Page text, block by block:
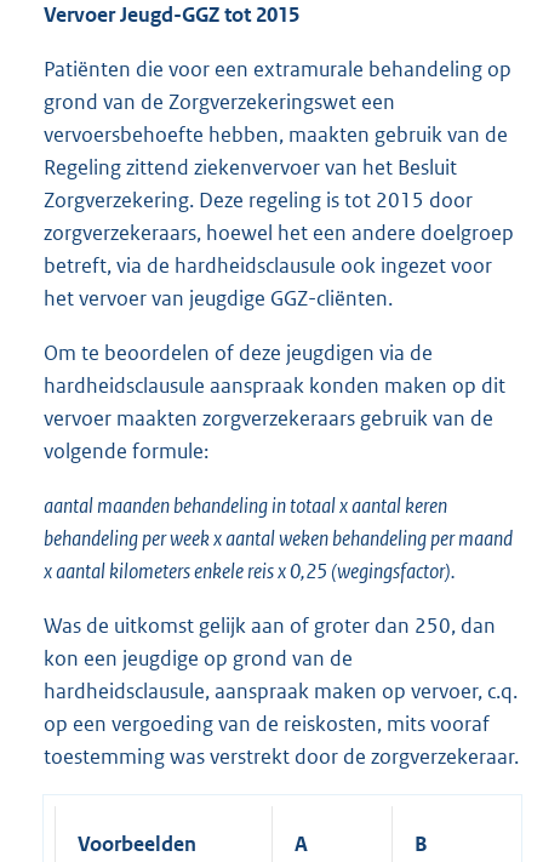
Vervoer Jeugd-GGZ tot 2015
Patiënten die voor een extramurale behandeling op
grond van de Zorgverzekeringswet een
vervoersbehoefte hebben, maakten gebruik van de
Regeling zittend ziekenvervoer van het Besluit
Zorgverzekering. Deze regeling is tot 2015 door
zorgverzekeraars, hoewel het een andere doelgroep
betreft, via de hardheidsclausule ook ingezet voor
het vervoer van jeugdige GGZ-cliënten.
Om te beoordelen of deze jeugdigen via de
hardheidsclausule aanspraak konden maken op dit
vervoer maakten zorgverzekeraars gebruik van de
volgende formule:
aantal maanden behandeling in totaal x aantal keren
behandeling per week x aantal weken behandeling per maand
x aantal kilometers enkele reis x 0,25 (wegingsfactor).
Was de uitkomst gelijk aan of groter dan 250, dan
kon een jeugdige op grond van de
hardheidsclausule, aanspraak maken op vervoer, c.q.
op een vergoeding van de reiskosten, mits vooraf
toestemming was verstrekt door de zorgverzekeraar.
Voorbeelden
A B